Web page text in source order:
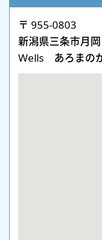
〒 955-0803
新潟県三条市月
Wells あろまの